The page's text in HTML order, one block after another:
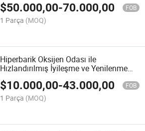
$50.000,00-70.000,00 FOB
1 Parça (MOQ)
Hiperbarik Oksijen Odası ile
Hızlandırılmış İyileşme ve Yenilenme
Potansiyeli
$10.000,00-43.000,00 FOB
1 Parça (MOQ)